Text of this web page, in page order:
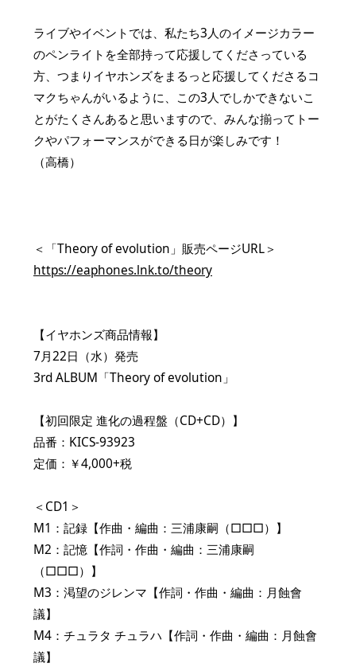
ライブやイベントでは、私たち3人のイメージカラー
のペンライトを全部持って応援してくださっている
方、つまりイヤホンズをまるっと応援してくださるコ
マクちゃんがいるように、この3人でしかできないこ
とがたくさんあると思いますので、みんな揃ってトー
クやパフォーマンスができる日が楽しみです！
（高橋）
＜「Theory of evolution」販売ページURL＞
https://eaphones.lnk.to/theory
【イヤホンズ商品情報】
7月22日（水）発売
3rd ALBUM「Theory of evolution」
【初回限定 進化の過程盤（CD+CD）】
品番：KICS-93923
定価：￥4,000+税
＜CD1＞
M1：記録【作曲・編曲：三浦康嗣（□□□）】
M2：記憶【作詞・作曲・編曲：三浦康嗣
（□□□）】
M3：渇望のジレンマ【作詞・作曲・編曲：月蝕會
議】
M4：チュラタ チュラハ【作詞・作曲・編曲：月蝕會
議】